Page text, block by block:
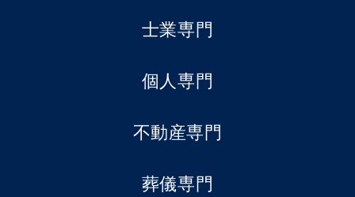
士業専門
個人専門
不動産専門
葬儀専門